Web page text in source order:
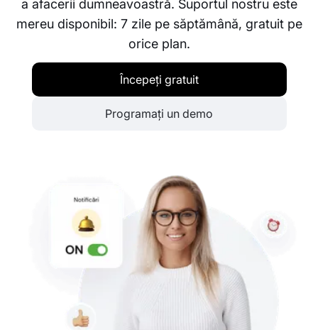
a afacerii dumneavoastră. Suportul nostru este
mereu disponibil: 7 zile pe săptămână, gratuit pe
orice plan.
Începeți gratuit
Programați un demo